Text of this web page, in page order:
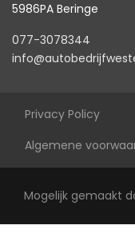
Centrale
5986PA Beringe
077-3078344
Privacy Policy
Algemene
Mogelijk gemaakt